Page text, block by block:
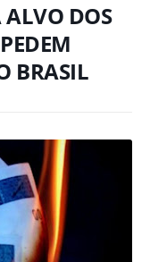
ALVO DOS
BRASIL